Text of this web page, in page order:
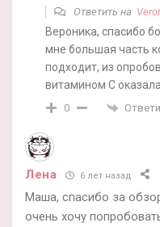
Ответить на
Вероника, спасибо
мне большая часть
подходит, из
витамином С
0
Лена 6 лет назад
Маша, спасибо за
очень хочу